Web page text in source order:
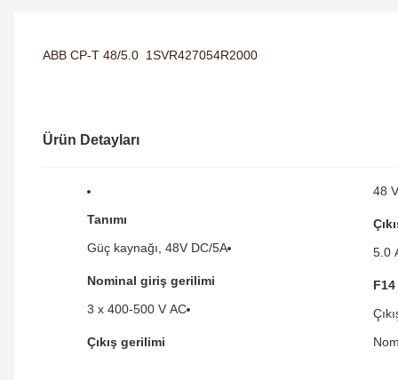
ABB CP-T 48/5.0 1SVR427054R2000
Ürün Detayları
Tanımı
Güç kaynağı, 48V DC/5A
Nominal giriş gerilimi
3 x 400-500 V AC
Çıkış gerilimi
48
5.0
F14